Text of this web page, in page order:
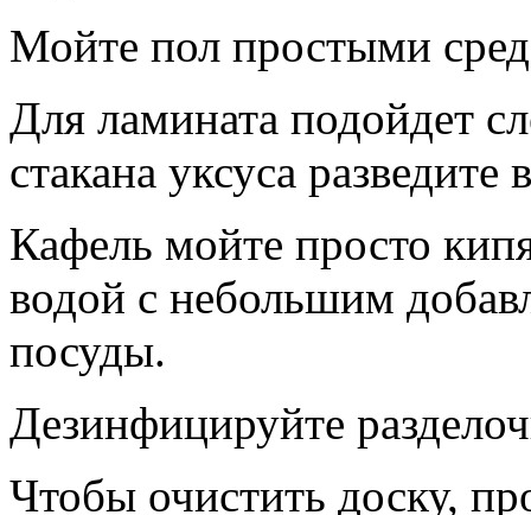
Мойте пол простыми
Для ламината подойдет
стакана уксуса разведите
Кафель мойте просто
водой с небольшим
посуды.
Дезинфицируйте
Чтобы очистить доску,